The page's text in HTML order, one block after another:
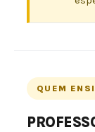
QUEM